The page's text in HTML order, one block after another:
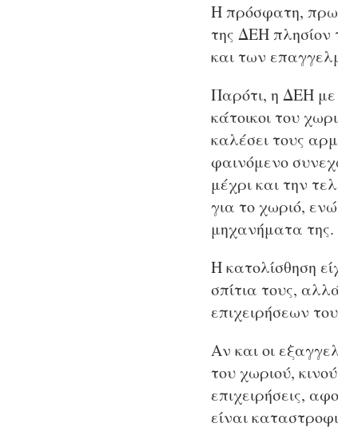
Η πρόσφατη,
της ΔΕΗ πλησίον
και των
Παρότι, η ΔΕΗ
κάτοικοι του
καλέσει τους
φαινόμενο
μέχρι και την
για το χωριό, ενώ
μηχανήματα της.
Η κατολίσθηση
σπίτια τους,
επιχειρήσεων
Αν και οι
του χωριού,
επιχειρήσεις,
είναι